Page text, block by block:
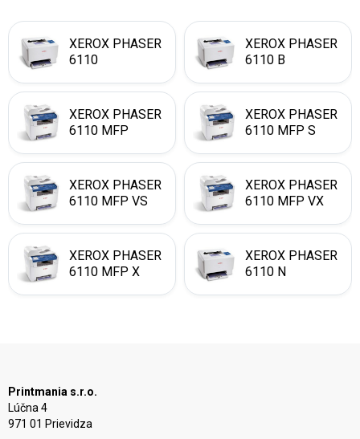
XEROX PHASER
6110
XEROX PHASER
6110 B
XEROX PHASER
6110 MFP
XEROX PHASER
6110 MFP S
XEROX PHASER
6110 MFP VS
XEROX PHASER
6110 MFP VX
XEROX PHASER
6110 MFP X
XEROX PHASER
6110 N
Printmania s.r.o.
Lúčna 4
971 01 Prievidza